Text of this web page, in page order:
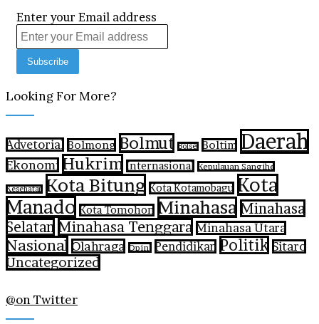
Enter your Email address
Looking For More?
Advetorial Bolmong Bolmut Bolsel Boltim Daerah
Ekonomi Hukrim Internasional Kepulauan Sangihe
Kesehatan Kota Bitung Kota Kotamobagu Kota
Manado Kota Tomohon Minahasa Minahasa
Selatan Minahasa Tenggara Minahasa Utara
Nasional Olahraga Opini Pendidikan Politik Sitaro
Uncategorized
@on Twitter